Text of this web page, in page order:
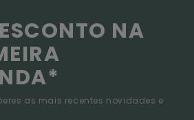
NA
as mais recentes novidades e